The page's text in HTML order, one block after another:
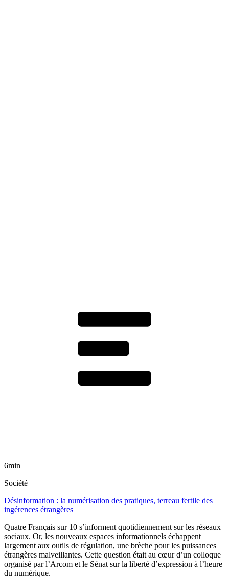
6min
Société
Désinformation : la numérisation des pratiques, terreau fertile des
ingérences étrangères
Quatre Français sur 10 s’informent quotidiennement sur les réseaux
sociaux. Or, les nouveaux espaces informationnels échappent
largement aux outils de régulation, une brèche pour les puissances
étrangères malveillantes. Cette question était au cœur d’un colloque
organisé par l’Arcom et le Sénat sur la liberté d’expression à l’heure
du numérique.